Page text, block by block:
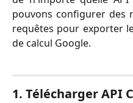
pouvons configurer des
requêtes pour exporter
de calcul Google.
1. Télécharger API